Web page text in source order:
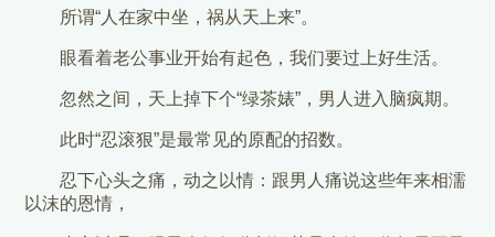
所谓“人在家中坐，祸从天上来”。
眼看着老公事业开始有起色，我们要过上好生活。
忽然之间，天上掉下个“绿茶婊”，男人进入脑疯期。
此时“忍滚狠”是最常见的原配的招数。
忍下心头之痛，动之以情：跟男人痛说这些年来相濡
以沫的恩情，